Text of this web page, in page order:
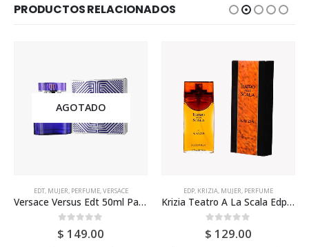
PRODUCTOS RELACIONADOS
AGOTADO
EDT, MUJER PERFUME, VERSACE
Versace Versus Edt 50ml Para Mujer
0 out of 5
$ 149.00
EDP KRIZIA MUJER PERFUME
Krizia Teatro A La Scala Edp 50ml Para Mujer
0 out of 5
$ 129.00